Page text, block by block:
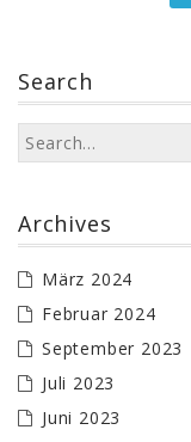
Search
Archives
März 2024
Februar 2024
September 2023
Juli 2023
Juni 2023